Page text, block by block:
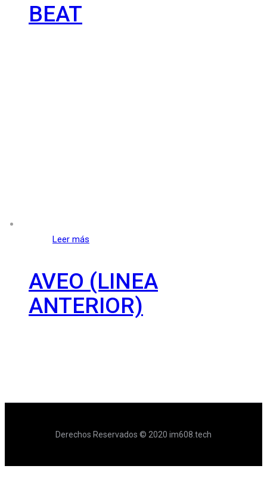
BEAT
Leer más
AVEO (LINEA
ANTERIOR)
Derechos Reservados © 2020 im608.tech